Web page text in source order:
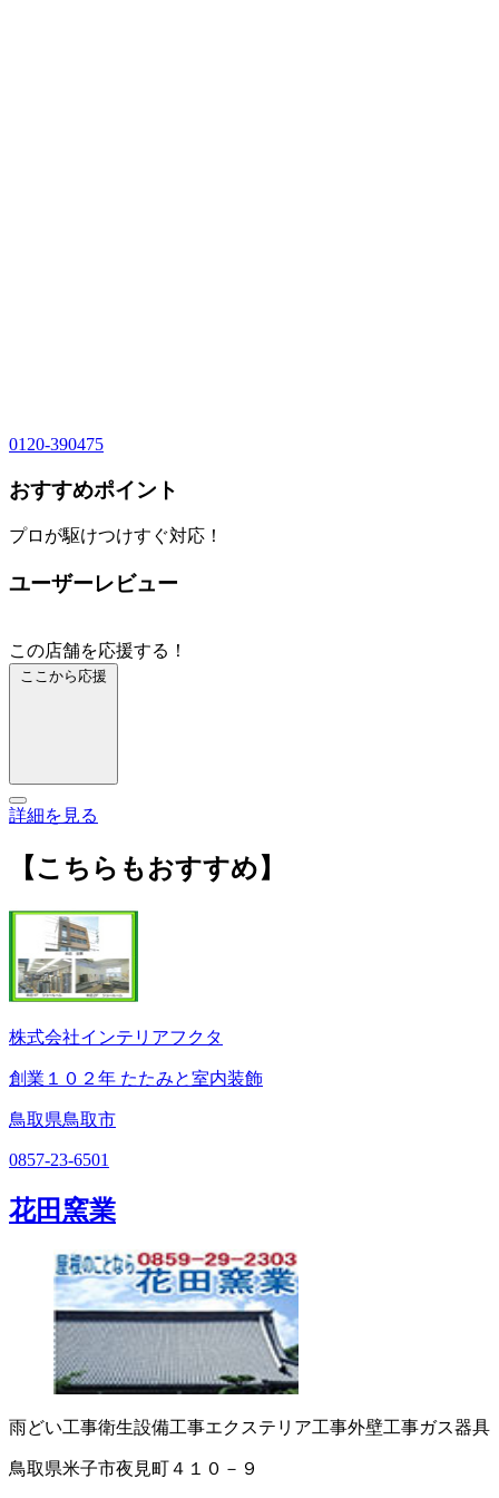
0120-390475
おすすめポイント
プロが駆けつけすぐ対応！
ユーザーレビュー
この店舗を応援する！
ここから応援
詳細を見る
【こちらもおすすめ】
株式会社インテリアフクタ
創業１０２年 たたみと室内装飾
鳥取県鳥取市
0857-23-6501
花田窯業
雨どい工事衛生設備工事エクステリア工事外壁工事ガス器具
鳥取県米子市夜見町４１０－９